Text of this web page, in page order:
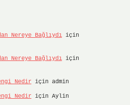
Nereye Bağlıydıiçin
Nereye Bağlıydıiçin
Nedir için admin
Nedir için Aylin